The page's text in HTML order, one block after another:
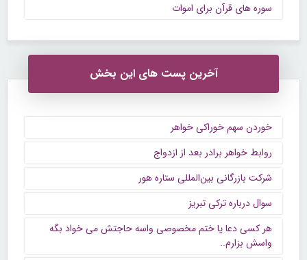
سوره های قرآن برای اموات
آخرین پست های این بخش
خوردن سهم خوراکی خواهر
روابط خواهر برادر بعد از ازدواج
شرکت بازرگانی بین‌المللی ستاره هور
سوال درباره ترکی تبریز
هر کسی دعا یا ختم مخصوصی واسه حاجتش می خواد بگه
واسش بزارم..